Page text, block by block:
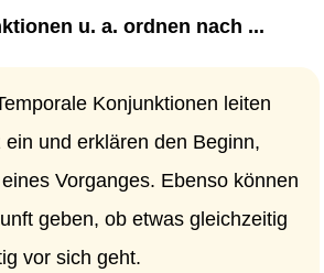
u. a. ordnen nach ...
Konjunktionen leiten
und erklären den Beginn,
Vorganges. Ebenso können
geben, ob etwas gleichzeitig
vor sich geht.